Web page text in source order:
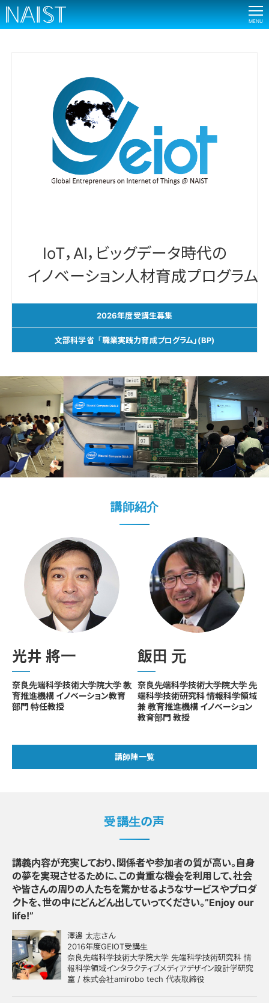
NAIST
MENU
IoT，AI，ビッグデータ時代の
イノベーション人材育成プログラム
2026年度受講生募集
文部科学省「職業実践力育成プログラム」(BP)
講師紹介
光井 將一
奈良先端科学技術大学院大学 教
育推進機構 イノベーション教育
部門 特任教授
飯田 元
奈良先端科学技術大学院大学 先
端科学技術研究科 情報科学領域
兼 教育推進機構 イノベーション
教育部門 教授
講師陣一覧
受講生の声
講義内容が充実しており、関係者や参加者の質が高い。自身
の夢を実現させるために、この貴重な機会を利用して、社会
や皆さんの周りの人たちを驚かせるようなサービスやプロダ
クトを、世の中にどんどん出していってください。”Enjoy our
life!”
澤邊 太志さん
2016年度GEIOT受講生
奈良先端科学技術大学院大学 先端科学技術研究科 情
報科学領域インタラクティブメディアデザイン設計学研究
室 / 株式会社amirobo tech 代表取締役